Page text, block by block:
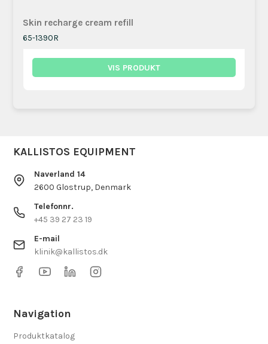
Skin recharge cream refill
65-1390R
VIS PRODUKT
KALLISTOS EQUIPMENT
Naverland 14
2600 Glostrup, Denmark
Telefonnr.
+45 39 27 23 19
E-mail
klinik@kallistos.dk
Navigation
Produktkatalog